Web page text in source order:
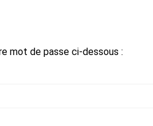
mot de passe ci-dessous :